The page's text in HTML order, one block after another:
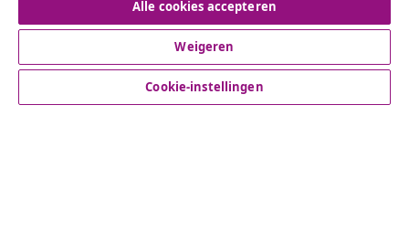
Onze sociale media
Herroeping van de overeenkomst
Alle cookies accepteren
Weigeren
Cookie-instellingen